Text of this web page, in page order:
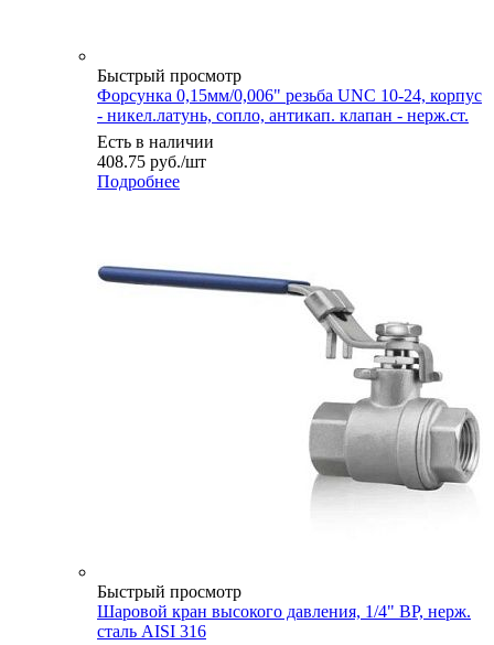
Быстрый просмотр
Форсунка 0,15мм/0,006" резьба UNC 10-24, корпус
- никел.латунь, сопло, антикап. клапан - нерж.ст.
Есть в наличии
408.75 руб./шт
Подробнее
Быстрый просмотр
Шаровой кран высокого давления, 1/4" ВР, нерж.
сталь AISI 316